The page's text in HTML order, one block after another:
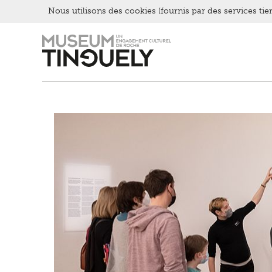
Hauptnavigation
Nous utilisons des cookies (fournis par des services